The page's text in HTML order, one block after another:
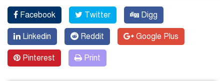
Facebook Twitter Digg
Linkedin Reddit Google Plus
Pinterest Print